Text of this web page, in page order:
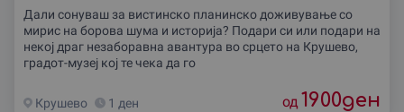
Дали сонуваш за вистинско планинско доживување со
мирис на борова шума и историја? Подари си или подари на
некој драг незаборавна авантура во срцето на Крушево,
градот-музеј кој те чека да го
Крушево 1 ден од 1900ден